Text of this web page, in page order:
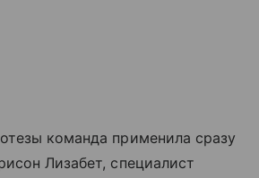
команда применила сразу
Лизабет, специалист